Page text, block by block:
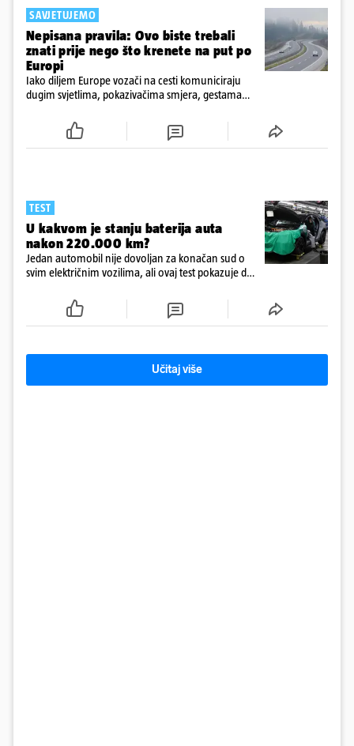
SAVJETUJEMO
Nepisana pravila: Ovo biste trebali
znati prije nego što krenete na put po
Europi
Iako diljem Europe vozači na cesti komuniciraju
dugim svjetlima, pokazivačima smjera, gestama
ovisno o zemlji
TEST
U kakvom je stanju baterija auta
nakon 220.000 km?
Jedan automobil nije dovoljan za konačan sud o
svim električnim vozilima, ali ovaj test pokazuje da
Učitaj više